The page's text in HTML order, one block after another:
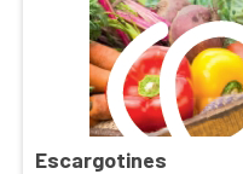
Escargotines